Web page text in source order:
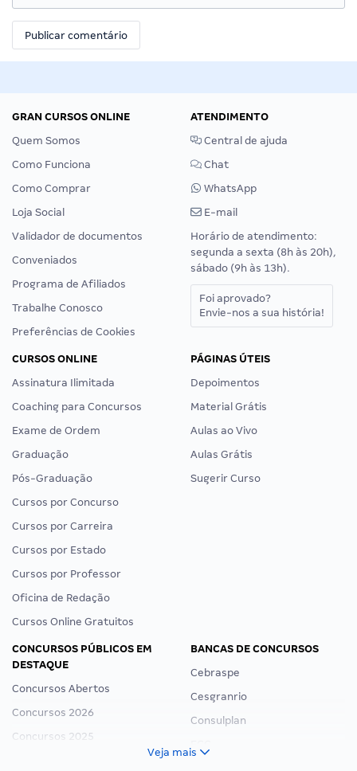
GRAN CURSOS ONLINE
Quem Somos
Como Funciona
Como Comprar
Loja Social
Validador de documentos
Conveniados
Programa de Afiliados
Trabalhe Conosco
Preferências de Cookies
ATENDIMENTO
Central de ajuda
Chat
WhatsApp
E-mail
Horário de atendimento:
segunda a sexta (8h às 20h),
sábado (9h às 13h).
Foi aprovado?
Envie-nos a sua história!
CURSOS ONLINE
Assinatura Ilimitada
Coaching para Concursos
Exame de Ordem
Graduação
Pós-Graduação
Cursos por Concurso
Cursos por Carreira
Cursos por Estado
Cursos por Professor
Oficina de Redação
Cursos Online Gratuitos
PÁGINAS ÚTEIS
Depoimentos
Material Grátis
Aulas ao Vivo
Aulas Grátis
Sugerir Curso
CONCURSOS PÚBLICOS EM
DESTAQUE
Concursos Abertos
Concursos 2026
Concursos 2025
BANCAS DE CONCURSOS
Cebraspe
Cesgranrio
Consulplan
Veja mais